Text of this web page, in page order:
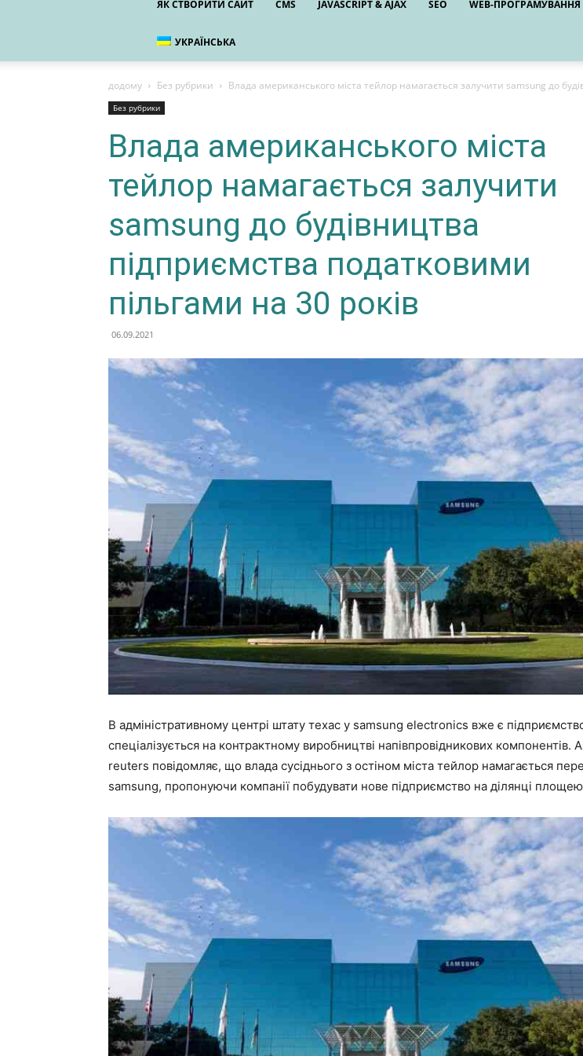
ЯК СТВОРИТИ САЙТ CMS JAVASCRIPT & AJAX SEO WEB-ПРОГРАМУВАННЯ
УКРАЇНСЬКА
додому Без рубрики Влада американського міста тейлор намагається залучити samsung до
Без рубрики
Влада американського міста
тейлор намагається залучити
samsung до будівництва
підприємства податковими
пільгами на 30 років
06.09.2021
В адміністративному центрі штату техас у samsung electronics вже є
спеціалізується на контрактному виробництві напівпровідникових компонентів.
reuters повідомляє, що влада сусіднього з остіном міста тейлор намагається
samsung, пропонуючи компанії побудувати нове підприємство на ділянці